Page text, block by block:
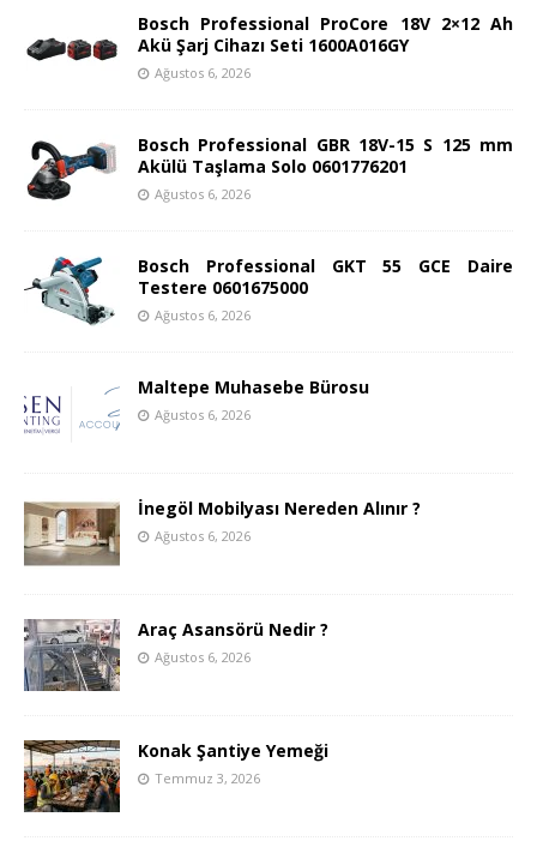
Bosch Professional ProCore 18V 2×12 Ah
Akü Şarj Cihazı Seti 1600A016GY
Ağustos 6, 2026
Bosch Professional GBR 18V-15 S 125 mm
Akülü Taşlama Solo 0601776201
Ağustos 6, 2026
Bosch Professional GKT 55 GCE Daire
Testere 0601675000
Ağustos 6, 2026
Maltepe Muhasebe Bürosu
Ağustos 6, 2026
İnegöl Mobilyası Nereden Alınır ?
Ağustos 6, 2026
Araç Asansörü Nedir ?
Ağustos 6, 2026
Konak Şantiye Yemeği
Temmuz 3, 2026